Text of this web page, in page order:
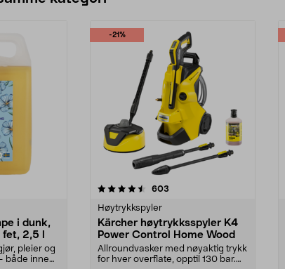
i dunk,
2,5 l
pleier og
både inne
-21%
603
Høytrykkspyler
Kärcher høytrykksspyler K4
Power Control Home Wood
Allroundvasker med nøyaktig trykk
for hver overflate, opptil 130 bar.
4.5 av 5 stjerner